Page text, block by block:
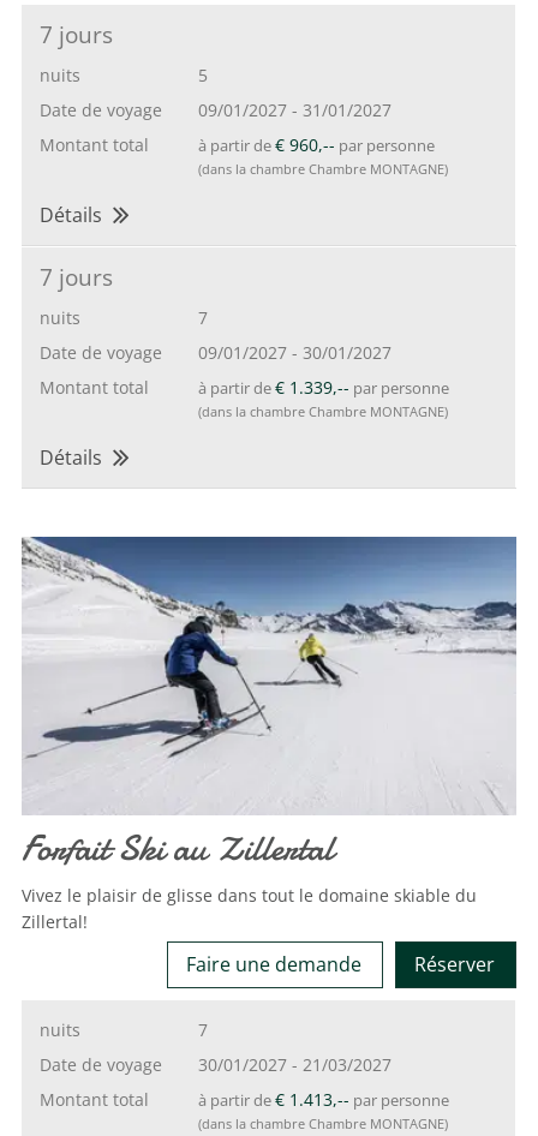
7 jours
nuits
5
Date de voyage
09/01/2027 -31/01/2027
Montant total
à partir de€ 960,-- par personne
(dans la chambre Chambre MONTAGNE)
Détails
7 jours
nuits
7
Date de voyage
09/01/2027 -30/01/2027
Montant total
à partir de€ 1.339,-- par personne
(dans la chambre Chambre MONTAGNE)
Détails
Forfait Ski au Zillertal
Vivez le plaisir de glisse dans tout le domaine skiable du
Zillertal!
Réserver
Faire une demande
nuits
7
Date de voyage
30/01/2027 - 21/03/2027
Montant total
à partir de€ 1.413,-- par personne
(dans la chambre Chambre MONTAGNE)